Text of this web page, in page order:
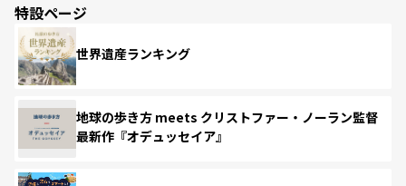
特設ページ
世界遺産ランキング
地球の歩き方 meets クリストファー・ノーラン監督
最新作『オデュッセイア』